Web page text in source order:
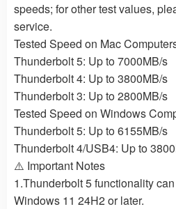
speeds; for other test values,
service.
Tested Speed on Mac Computers
Thunderbolt 5: Up to 7000MB/s
Thunderbolt 4: Up to 3800MB/s
Thunderbolt 3: Up to 2800MB/s
Tested Speed on Windows
Thunderbolt 5: Up to 6155MB/s
Thunderbolt 4/USB4: Up to
⚠️ Important Notes
1.Thunderbolt 5 functionality
Windows 11 24H2 or later.